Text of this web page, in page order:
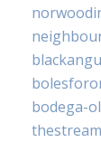
bodega-